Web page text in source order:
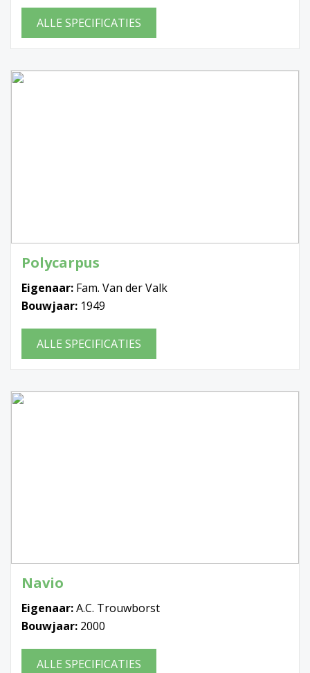
ALLE SPECIFICATIES
Polycarpus
Eigenaar: Fam. Van der Valk
Bouwjaar: 1949
ALLE SPECIFICATIES
Navio
Eigenaar:A.C. Trouwborst
Bouwjaar: 2000
ALLE SPECIFICATIES